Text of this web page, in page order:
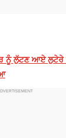
ਨੂੰ ਲੁੱਟਣ ਆਏ ਲੁਟੇਰੇ